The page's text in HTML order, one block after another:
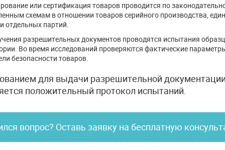
или сертификация товаров проводится по
схемам в отношении товаров серийного производства,
отдельных партий.
разрешительных документов проводятся испытания
Во время исследований проверяются фактические
безопасности товаров.
для выдачи разрешительной
положительный протокол испытаний.
вопрос? Оставь заявку на бесплатную